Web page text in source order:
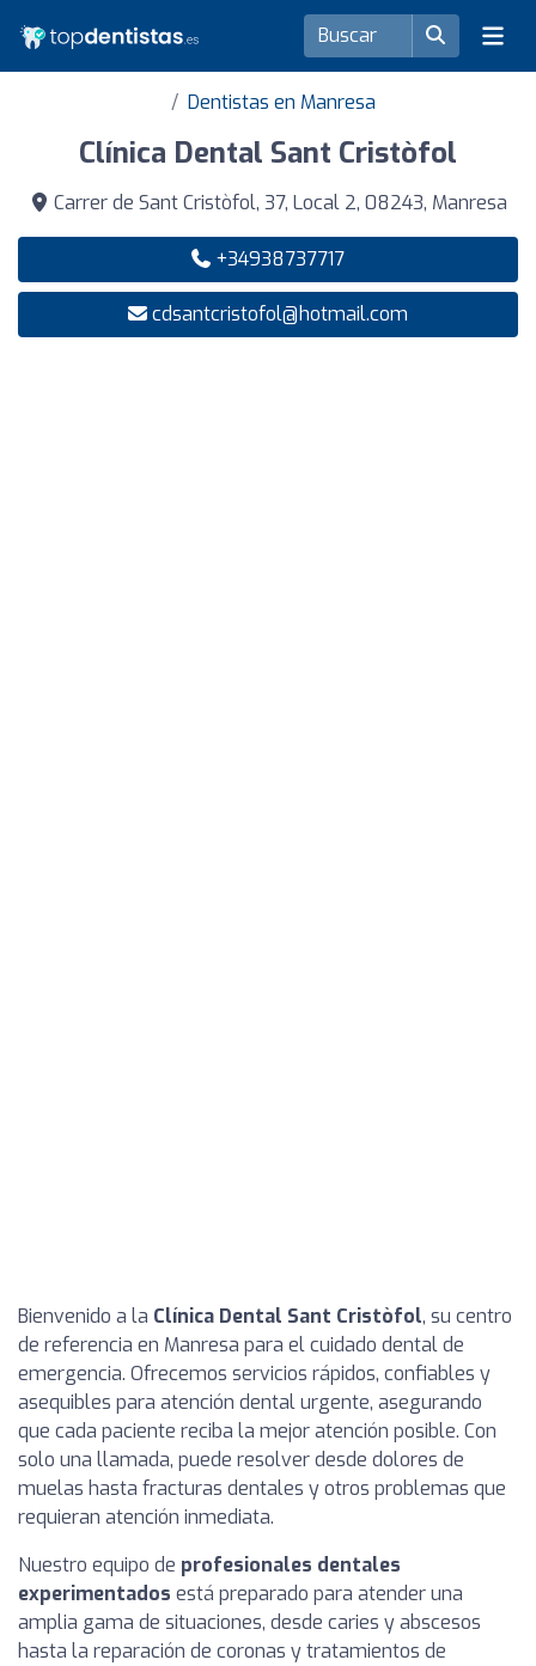
Dentistas en Manresa
Clínica Dental Sant Cristòfol
Carrer de Sant Cristòfol, 37, Local 2, 08243, Manresa
+34938737717
cdsantcristofol@hotmail.com
Bienvenido a la Clínica Dental Sant Cristòfol, su centro
de referencia en Manresa para el cuidado dental de
emergencia. Ofrecemos servicios rápidos, confiables y
asequibles para atención dental urgente, asegurando
que cada paciente reciba la mejor atención posible. Con
solo una llamada, puede resolver desde dolores de
muelas hasta fracturas dentales y otros problemas que
requieran atención inmediata.
Nuestro equipo de profesionales dentales
experimentados está preparado para atender una
amplia gama de situaciones, desde caries y abscesos
hasta la reparación de coronas y tratamientos de